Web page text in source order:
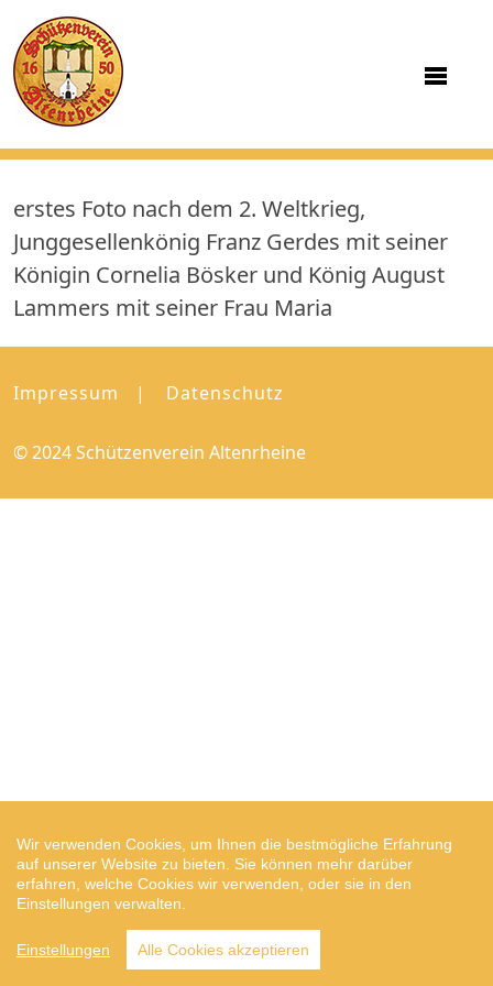
erstes Foto nach dem 2. Weltkrieg,
Junggesellenkönig Franz Gerdes mit seiner
Königin Cornelia Bösker und König August
Lammers mit seiner Frau Maria
Impressum Datenschutz
© 2024 Schützenverein Altenrheine
Wir verwenden Cookies, um Ihnen die bestmögliche Erfahrung
auf unserer Website zu bieten. Sie können mehr darüber
erfahren, welche Cookies wir verwenden, oder sie in den
Einstellungen verwalten.
Einstellungen Alle Cookies akzeptieren